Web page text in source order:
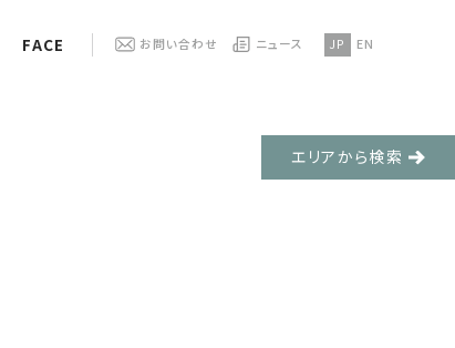
FACE お問い合わせ ニュース JP EN
エリアから検索